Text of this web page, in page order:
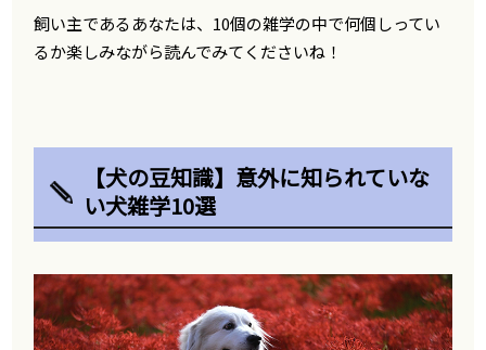
飼い主であるあなたは、10個の雑学の中で何個しってい
るか楽しみながら読んでみてくださいね！
【犬の豆知識】意外に知られていな
い犬雑学10選